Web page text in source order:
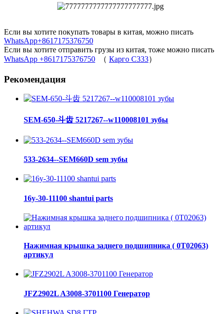
Если вы хотите покупать товары в китая, можно писать
WhatsApp+8617175376750
Если вы хотите отправить грузы из китая, тоже можно писать
WhatsApp +8617175376750 （ Карго C333）
Рекомендация
SEM-650-斗齿 5217267--w110008101 зубы
533-2634--SEM660D sem зубы
16y-30-11100 shantui parts
Нажимная крышка заднего подшипника ( 0Т02063)
артикул
JFZ2902L A3008-3701100 Генератор